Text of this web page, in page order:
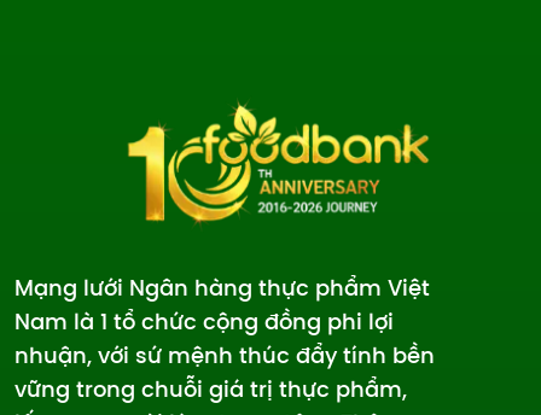
Mạng lưới Ngân hàng thực phẩm Việt
Nam là 1 tổ chức cộng đồng phi lợi
nhuận, với sứ mệnh thúc đẩy tính bền
vững trong chuỗi giá trị thực phẩm,